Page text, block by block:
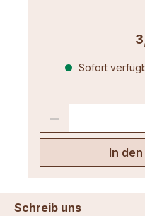
Sofort
In
Schreib uns